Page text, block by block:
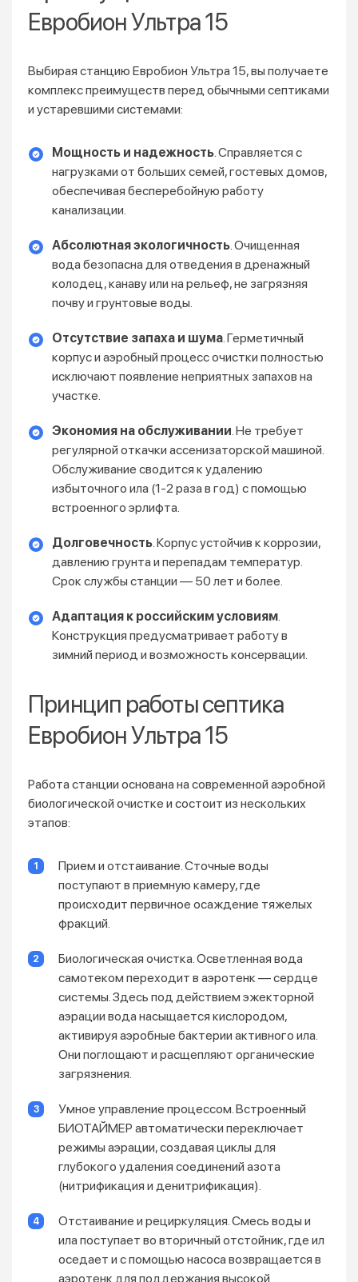
Евробион Ультра 15
Выбирая станцию Евробион Ультра 15, вы получаете
комплекс преимуществ перед обычными септиками
и устаревшими системами:
Мощность и надежность. Справляется с
нагрузками от больших семей, гостевых домов,
обеспечивая бесперебойную работу
канализации.
Абсолютная экологичность. Очищенная
вода безопасна для отведения в дренажный
колодец, канаву или на рельеф, не загрязняя
почву и грунтовые воды.
Отсутствие запаха и шума. Герметичный
корпус и аэробный процесс очистки полностью
исключают появление неприятных запахов на
участке.
Экономия на обслуживании. Не требует
регулярной откачки ассенизаторской машиной.
Обслуживание сводится к удалению
избыточного ила (1-2 раза в год) с помощью
встроенного эрлифта.
Долговечность. Корпус устойчив к коррозии,
давлению грунта и перепадам температур.
Срок службы станции — 50 лет и более.
Адаптация к российским условиям.
Конструкция предусматривает работу в
зимний период и возможность консервации.
Принцип работы септика
Евробион Ультра 15
Работа станции основана на современной аэробной
биологической очистке и состоит из нескольких
этапов:
Прием и отстаивание. Сточные воды
поступают в приемную камеру, где
происходит первичное осаждение тяжелых
фракций.
Биологическая очистка. Осветленная вода
самотеком переходит в аэротенк — сердце
системы. Здесь под действием эжекторной
аэрации вода насыщается кислородом,
активируя аэробные бактерии активного ила.
Они поглощают и расщепляют органические
загрязнения.
Умное управление процессом. Встроенный
БИОТАЙМЕР автоматически переключает
режимы аэрации, создавая циклы для
глубокого удаления соединений азота
(нитрификация и денитрификация).
Отстаивание и рециркуляция. Смесь воды и
ила поступает во вторичный отстойник, где ил
оседает и с помощью насоса возвращается в
аэротенк для поддержания высокой